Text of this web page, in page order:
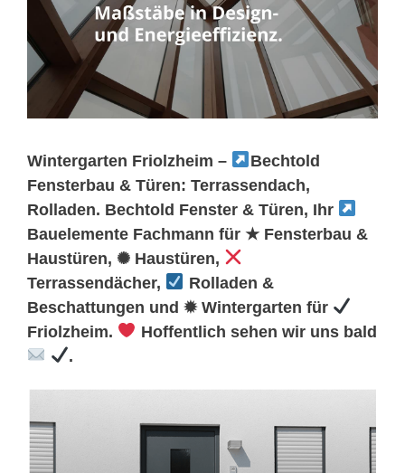
Wintergarten Friolzheim –
Bechtold
Fensterbau & Türen: Terrassendach,
Rolladen. Bechtold Fenster & Türen, Ihr
Bauelemente Fachmann für ★ Fensterbau &
Haustüren, ✺ Haustüren,
Terrassendächer,
Rolladen &
Beschattungen und ✹ Wintergarten für
Friolzheim.
Hoffentlich sehen wir uns bald
.